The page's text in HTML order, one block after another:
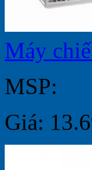
Máy
MSP:
Giá: